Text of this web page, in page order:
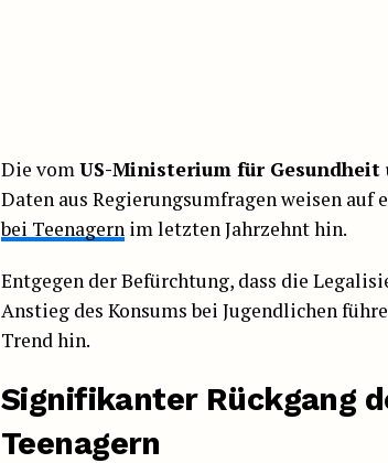
Die vom US-Ministerium für Gesundheit
Daten aus Regierungsumfragen weisen auf
bei Teenagern im letzten Jahrzehnt hin.
Entgegen der Befürchtung, dass die
Anstieg des Konsums bei Jugendlichen
Trend hin.
Signifikanter Rückgang
Teenagern